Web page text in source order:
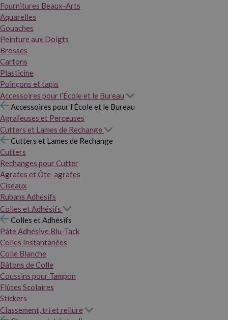
Fournitures Beaux-Arts
Aquarelles
Gouaches
Peinture aux Doigts
Brosses
Cartons
Plasticine
Poinçons et tapis
Accessoires pour l’École et le Bureau
Accessoires pour l’École et le Bureau
Agrafeuses et Perceuses
Cutters et Lames de Rechange
Cutters et Lames de Rechange
Cutters
Rechanges pour Cutter
Agrafes et Ôte-agrafes
Ciseaux
Rubans Adhésifs
Colles et Adhésifs
Colles et Adhésifs
Pâte Adhésive Blu-Tack
Colles Instantanées
Colle Blanche
Bâtons de Colle
Coussins pour Tampon
Flûtes Scolaires
Stickers
Classement, tri et reliure